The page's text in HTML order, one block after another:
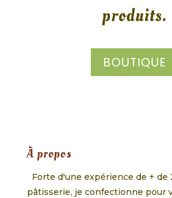
produits.
BOUTIQUE
À propos
Forte d'une expérience de + de
pâtisserie, je confectionne pour